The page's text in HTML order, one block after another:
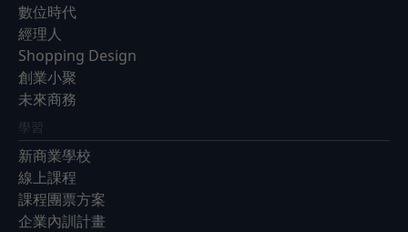
數位時代
經理人
Shopping Design
創業小聚
未來商務
學習
新商業學校
線上課程
課程團票方案
企業內訓計畫